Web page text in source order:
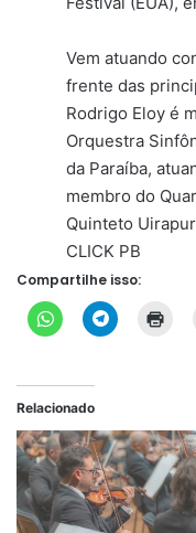
Vem atuando
frente das
Rodrigo Eloy é
Orquestra
da Paraíba,
membro do
Quinteto
CLICK PB
Compartilhe isso:
Relacionado